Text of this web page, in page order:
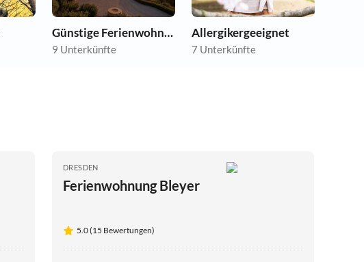
Günstige Ferienwohnungen
9 Unterkünfte
Allergikergeeignet
7 Unterkünfte
DRESDEN
Ferienwohnung Bleyer
5.0 (15 Bewertungen)